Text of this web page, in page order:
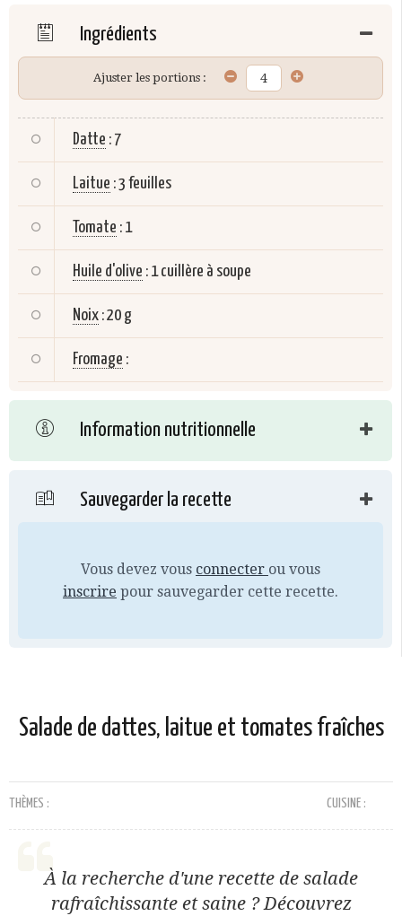
Ingrédients
Ajuster les portions :
Datte : 7
Laitue :3 feuilles
Tomate : 1
Huile d'olive : 1 cuillère à soupe
Noix :20 g
Fromage :
Information nutritionnelle
Sauvegarder la recette
Vous devez vous connecter ou vous
inscrire pour sauvegarder cette recette.
Salade de dattes, laitue et tomates fraîches
THÈMES : CUISINE :
À la recherche d'une recette de salade
rafraîchissante et saine ? Découvrez